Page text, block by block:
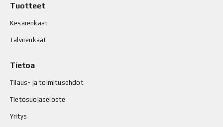
Tuotteet
Kesärenkaat
Talvirenkaat
Tietoa
Tilaus- ja toimitusehdot
Tietosuojaseloste
Yritys